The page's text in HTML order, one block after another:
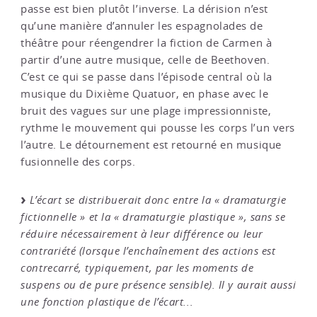
passe est bien plutôt l’inverse. La dérision n’est
qu’une manière d’annuler les espagnolades de
théâtre pour réengendrer la fiction de Carmen à
partir d’une autre musique, celle de Beethoven.
C’est ce qui se passe dans l’épisode central où la
musique du Dixième Quatuor, en phase avec le
bruit des vagues sur une plage impressionniste,
rythme le mouvement qui pousse les corps l’un vers
l’autre. Le détournement est retourné en musique
fusionnelle des corps.
L’écart se distribuerait donc entre la « dramaturgie
fictionnelle » et la « dramaturgie plastique », sans se
réduire nécessairement à leur différence ou leur
contrariété (lorsque l’enchaînement des actions est
contrecarré, typiquement, par les moments de
suspens ou de pure présence sensible). Il y aurait aussi
une fonction plastique de l’écart...